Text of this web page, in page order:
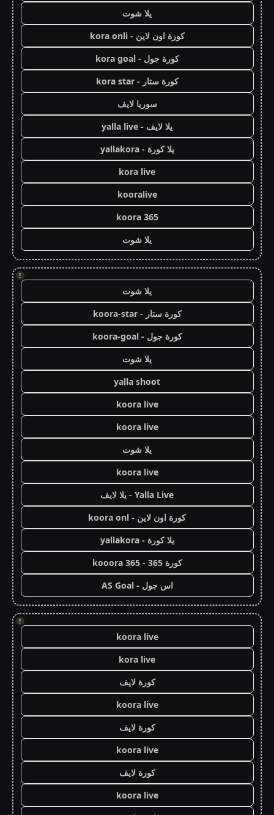
يلا شوت
كورة اون لاين - kora onli
كورة جول - kora goal
كورة ستار - kora star
سوريا لايف
يلا لايف - yalla live
يلا كورة - yallakora
kora live
kooralive
koora 365
يلا شوت
!
يلا شوت
كورة ستار - koora-star
كورة جول - koora-goal
يلا شوت
yalla shoot
koora live
koora live
يلا شوت
koora live
Yalla Live - يلا لايف
كورة اون لاين - koora onl
يلا كورة - yallakora
كورة 365 - kooora 365
اس جول - AS Goal
!
koora live
kora live
كورة لايف
koora live
كورة لايف
koora live
كورة لايف
koora live